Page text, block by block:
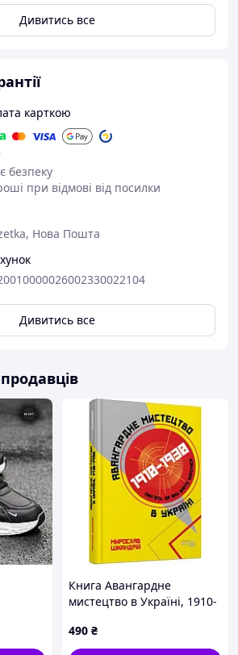
Дивитись все
карткою
безпеку
при відмові від посилки
Нова Пошта
Дивитись все
Книга Авангардне
мистецтво в Україні, 1910-
варто боротися. Автор - М.
Шкандрій
490 ₴